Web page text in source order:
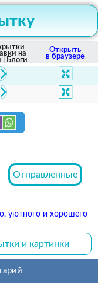
на
Блоги
Открыть
в браузере
Отправленные
уютного и хорошего
и картинки